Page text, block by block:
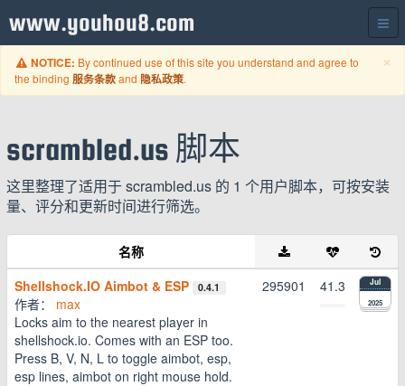
www.youhou8.com
×
NOTICE: By continued use of this site you understand and agree to
the binding 服务条款and 隐私政策.
scrambled.us 脚本
这里整理了适用于 scrambled.us 的 1 个用户脚本，可按安装
量、评分和更新时间进行筛选。
名称
Shellshock.IO Aimbot & ESP
0.4.1
作者： max
Locks aim to the nearest player in
shellshock.io. Comes with an ESP too.
Press B, V, N, L to toggle aimbot, esp,
esp lines, aimbot on right mouse hold.
295901 41.3 Jul
2025